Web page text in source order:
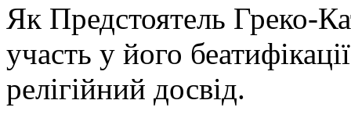
Як Предстоятель Греко-
участь у його
релігійний досвід.